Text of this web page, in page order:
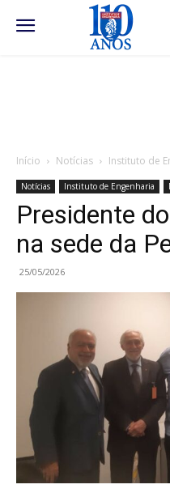
Início Notícias Instituto de
Notícias Instituto de Engenharia
Presidente
na sede da
25/05/2026